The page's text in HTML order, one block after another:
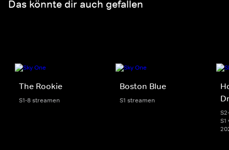
Das könnte dir auch gefallen
The Rookie
S1-8 streamen
Boston Blue
S1 streamen